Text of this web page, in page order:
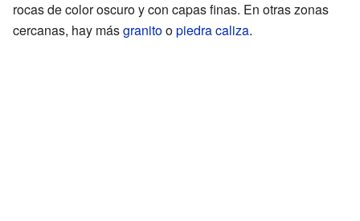
rocas de color oscuro y con capas finas. En otras zonas
cercanas, hay másgranitoopiedra caliza.